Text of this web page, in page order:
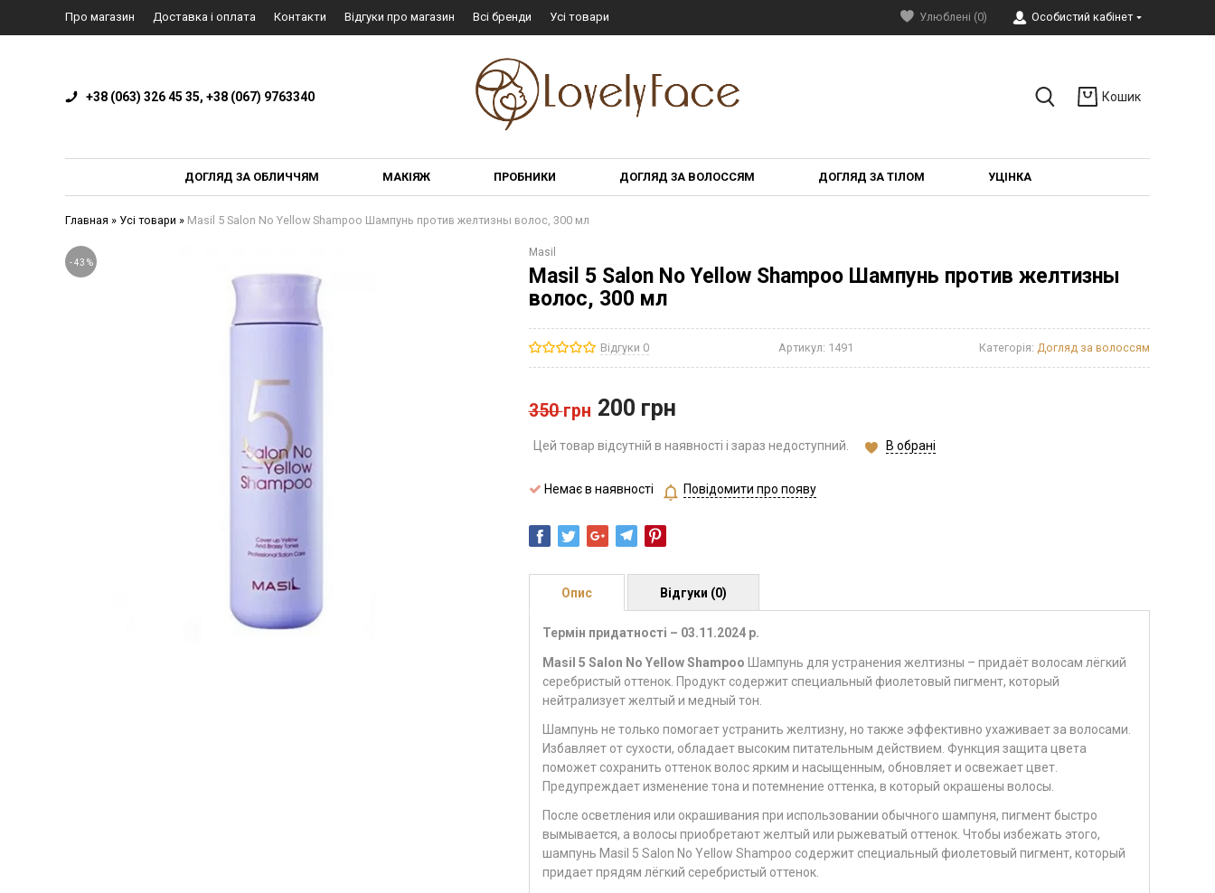
Про магазин Доставка і оплата Контакти Відгуки про магазин Всі бренди Усі товари Улюблені (0) Особистий кабінет
+38 (063) 326 45 35, +38 (067) 9763340 Кошик
ДОГЛЯД ЗА ОБЛИЧЧЯМ МАКІЯЖ ПРОБНИКИ ДОГЛЯД ЗА ВОЛОССЯМ ДОГЛЯД ЗА ТІЛОМ УЦІНКА
Главная » Усі товари » Masil 5 Salon No Yellow Shampoo Шампунь против желтизны волос, 300 мл
-43 %
Masil
Masil 5 Salon No Yellow Shampoo Шампунь против желтизны
волос, 300 мл
Відгуки 0 Артикул: 1491 Категорія: Догляд за волоссям
350грн 200 грн
Цей товар відсутній в наявності і зараз недоступний. В обрані
Немає в наявності Повідомити про появу
Опис
Термін придатності – 03.11.2024 р.
Masil 5 Salon No Yellow Shampoo Шампунь для устранения желтизны – придаёт волосам лёгкий
серебристый оттенок. Продукт содержит специальный фиолетовый пигмент, который
нейтрализует желтый и медный тон.
Шампунь не только помогает устранить желтизну, но также эффективно ухаживает за волосами.
Избавляет от сухости, обладает высоким питательным действием. Функция защита цвета
поможет сохранить оттенок волос ярким и насыщенным, обновляет и освежает цвет.
Предупреждает изменение тона и потемнение оттенка, в который окрашены волосы.
После осветления или окрашивания при использовании обычного шампуня, пигмент быстро
вымывается, а волосы приобретают желтый или рыжеватый оттенок. Чтобы избежать этого,
шампунь Masil 5 Salon No Yellow Shampoo содержит специальный фиолетовый пигмент, который
придает прядям лёгкий серебристый оттенок.
Відгуки (0)